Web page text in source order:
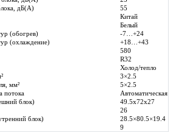
дБ(A)
55
Китай
Белый
(обогрев)
-7…+24
(охлаждение)
+18…+43
580
R32
Холод/тепло
3×2.5
мм²
5×2.5
потока
Автоматическая
блок)
49.5x72x27
26
блок)
28.5×80.5×19.4
9